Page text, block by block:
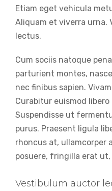
Etiam eget vehicula
Aliquam et viverra urna.
lectus.
Cum sociis natoque
parturient montes,
nec finibus sapien.
Curabitur euismod
Suspendisse ut
purus. Praesent ligula
rhoncus at, ullamcorper
posuere, fringilla erat
Vestibulum auctor